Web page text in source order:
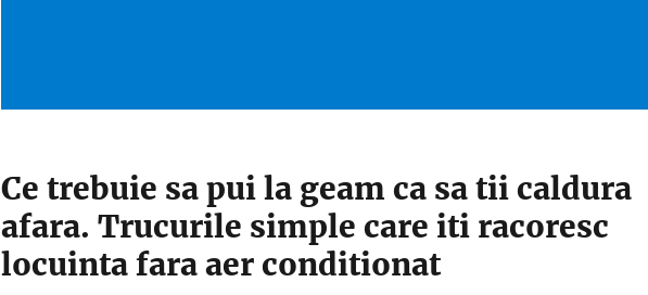
Ce trebuie sa pui la geam ca sa tii caldura
afara. Trucurile simple care iti racoresc
locuinta fara aer conditionat